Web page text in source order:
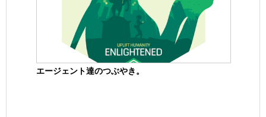
エージェント達のつぶやき。